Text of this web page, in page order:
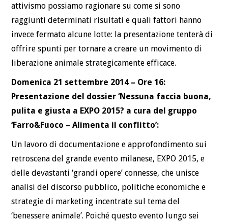
attivismo possiamo ragionare su come si sono
raggiunti determinati risultati e quali fattori hanno
invece fermato alcune lotte: la presentazione tenterà di
offrire spunti per tornare a creare un movimento di
liberazione animale strategicamente efficace.
Domenica 21 settembre 2014 – Ore 16:
Presentazione del dossier ‘Nessuna faccia buona,
pulita e giusta a EXPO 2015? a cura del gruppo
‘Farro&Fuoco – Alimenta il conflitto’:
Un lavoro di documentazione e approfondimento sui
retroscena del grande evento milanese, EXPO 2015, e
delle devastanti ‘grandi opere’ connesse, che unisce
analisi del discorso pubblico, politiche economiche e
strategie di marketing incentrate sul tema del
‘benessere animale’. Poiché questo evento lungo sei